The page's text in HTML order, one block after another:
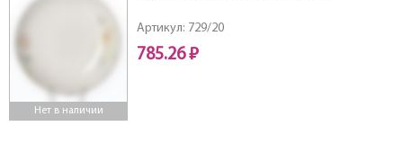
Нет в наличии
Артикул: 729/20
785.26 ₽